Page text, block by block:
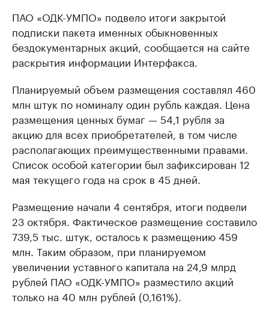
ПАО «ОДК-УМПО» подвело итоги закрытой
подписки пакета именных обыкновенных
бездокументарных акций, сообщается на сайте
раскрытия информации Интерфакса.
Планируемый объем размещения составлял 460
млн штук по номиналу один рубль каждая. Цена
размещения ценных бумаг — 54,1 рубля за
акцию для всех приобретателей, в том числе
располагающих преимущественными правами.
Список особой категории был зафиксирован 12
мая текущего года на срок в 45 дней.
Размещение начали 4 сентября, итоги подвели
23 октября. Фактическое размещение составило
739,5 тыс. штук, осталось к размещению 459
млн. Таким образом, при планируемом
увеличении уставного капитала на 24,9 млрд
рублей ПАО «ОДК-УМПО» разместило акций
только на 40 млн рублей (0,161%).